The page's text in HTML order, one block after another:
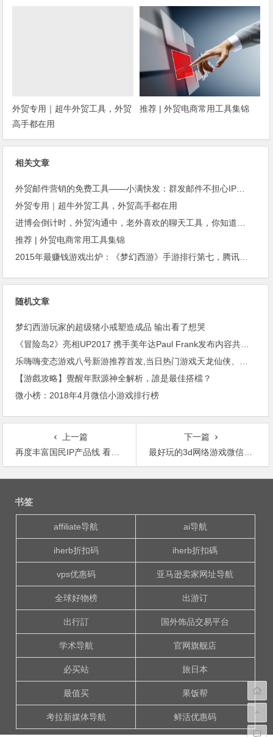
种？
外贸专用｜超牛外贸工具，外贸
高手都在用
推荐 | 外贸电商常用工具集锦
相关文章
外贸邮件营销的免费工具——小满快发：群发邮件不担心IP被封
外贸专用｜超牛外贸工具，外贸高手都在用
进博会倒计时，外贸沟通中，老外喜欢的聊天工具，你知道几种？
推荐 | 外贸电商常用工具集锦
2015年最赚钱游戏出炉：《梦幻西游》手游排行第七，腾讯总收入进前三
随机文章
梦幻西游玩家的超级猪小戒塑造成品 输出看了想哭
《冒险岛2》亮相UP2017 携手美年达Paul Frank发布内容共造计划
乐嗨嗨变态游戏八号新游推荐首发,当日热门游戏天龙仙侠、角色扮演类,主力推荐哦~
【游戲攻略】覺醒年獸源神全解析，誰是最佳搭檔？
微小榜：2018年4月微信小游戏排行榜
上一篇
再度丰富国民IP产品线 看《传奇世界3D》如何为品牌加分
下一篇
最好玩的3d网络游戏微信公众号
文
书签
affiliate导航 ai导航
iherb折扣码 iherb折扣碼
vps优惠码 亚马逊卖家网址导航
全球好物榜 出游订
出行訂 国外饰品交易平台
学术导航 官网旗舰店
必买站 旅日本
最值买 果饭帮
考拉新媒体导航 鲜活优惠码